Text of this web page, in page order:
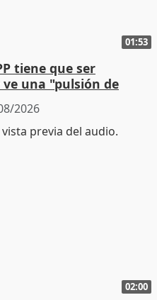
01:53
tiene que ser
una "pulsión de
2026
02:00